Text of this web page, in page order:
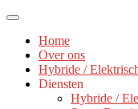
Home
Over ons
Hybride /
Diensten
Hybride /